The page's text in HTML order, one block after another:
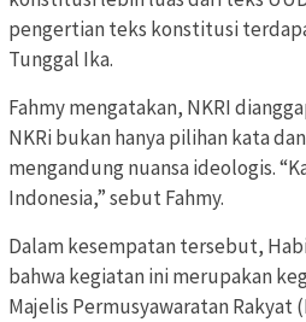
pengertian teks konstitusi
Tunggal Ika.
Fahmy mengatakan, NKRI
NKRi bukan hanya pilihan kata
mengandung nuansa ideologis.
Indonesia,” sebut Fahmy.
Dalam kesempatan tersebut,
bahwa kegiatan ini merupakan
Majelis Permusyawaratan Rakyat